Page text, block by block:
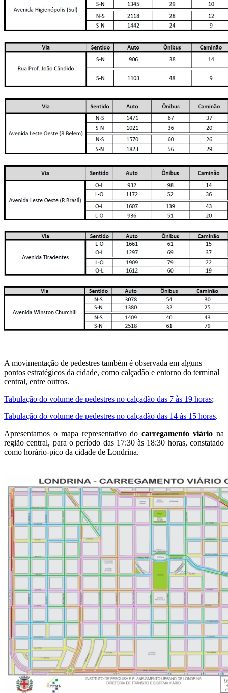
A movimentação de pedestres também é observada em alguns
pontos estratégicos da cidade, como calçadão e entorno do terminal
central, entre outros.
Tabulação do volume de pedestres no calçadão das 7 às 19 horas;
Tabulação do volume de pedestres no calçadão das 14 às 15 horas.
Apresentamos o mapa representativo docarregamento viário na
região central, para o período das 17:30 às 18:30 horas, constatado
como horário-pico da cidade de Londrina.